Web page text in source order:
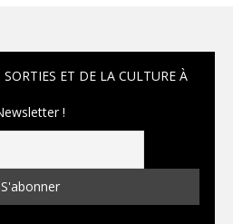
ET DE LA CULTURE À
!